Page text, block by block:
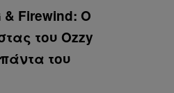
& Firewind: Ο
του Ozzy
του